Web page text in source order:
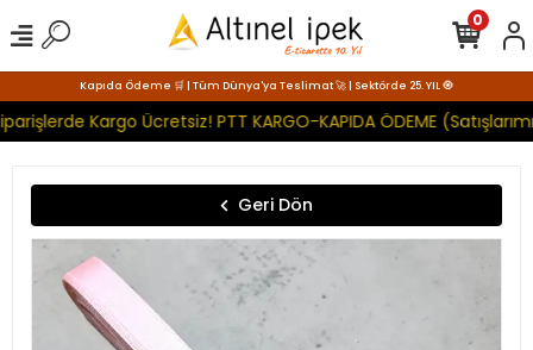
Kapıda Ödeme 🛒 | Tüm Dünya'ya Teslimat 🚀 | Sektörde 25. YIL 🧿
Kargo Ücretsiz! PTT KARGO-KAPIDA ÖDEME
0
Geri Dön